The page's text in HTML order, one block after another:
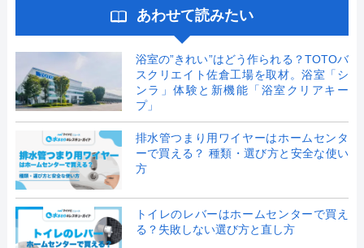
あわせて読みたい
浴室の”きれい”はどう作られる？TOTOバ
スクリエイト佐倉工場を取材。浴室「シ
ンラ」体験と新機能「浴室クリアキー
プ」
排水管つまり用ワイヤーはホームセンタ
ーで買える？ 種類・選び方と安全な使い
方
トイレのレバーはホームセンターで買え
る？失敗しない選び方と直し方